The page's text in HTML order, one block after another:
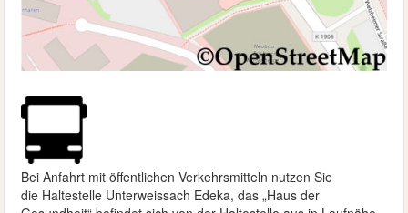
Bei Anfahrt mit öffentlichen Verkehrsmitteln nutzen Sie
die Haltestelle Unterweissach Edeka, das „Haus der